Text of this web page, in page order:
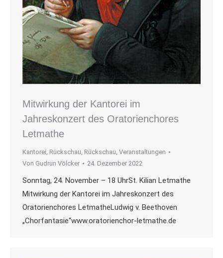
Mitwirkung der Kantorei im
Jahreskonzert des Oratorienchores
Letmathe
Kantorei, Rückschau, Rückschau, Veranstaltungen
Von Gudrun Völcker 24. Dezember 2022
Sonntag, 24. November – 18 UhrSt. Kilian Letmathe
Mitwirkung der Kantorei im Jahreskonzert des
Oratorienchores LetmatheLudwig v. Beethoven
„Chorfantasie“www.oratorienchor-letmathe.de